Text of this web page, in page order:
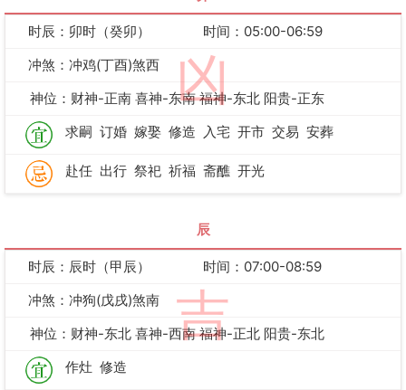
凶
时辰：卯时（癸卯）
时间：05:00-06:59
冲煞：冲鸡(丁酉)煞西
神位：财神-正南 喜神-东南 福神-东北 阳贵-正东
求嗣 订婚 嫁娶 修造 入宅 开市 交易 安葬
赴任 出行 祭祀 祈福 斋醮 开光
辰
吉
时辰：辰时（甲辰）
时间：07:00-08:59
冲煞：冲狗(戊戌)煞南
神位：财神-东北 喜神-西南 福神-正北 阳贵-东北
作灶 修造